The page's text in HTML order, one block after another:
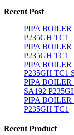
Recent Post
PIPA BOILER
P235GH TC1
PIPA BOILER
P235GH TC1
PIPA BOILER
P235GH TC1
PIPA BOILER
SA192
PIPA BOILER
P235GH TC1
Recent Product